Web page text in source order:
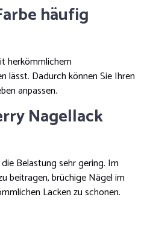
häufig
herkömmlichem
lässt. Dadurch können Sie Ihren
anpassen.
Nagellack
Belastung sehr gering. Im
beitragen, brüchige Nägel im
Lacken zu schonen.